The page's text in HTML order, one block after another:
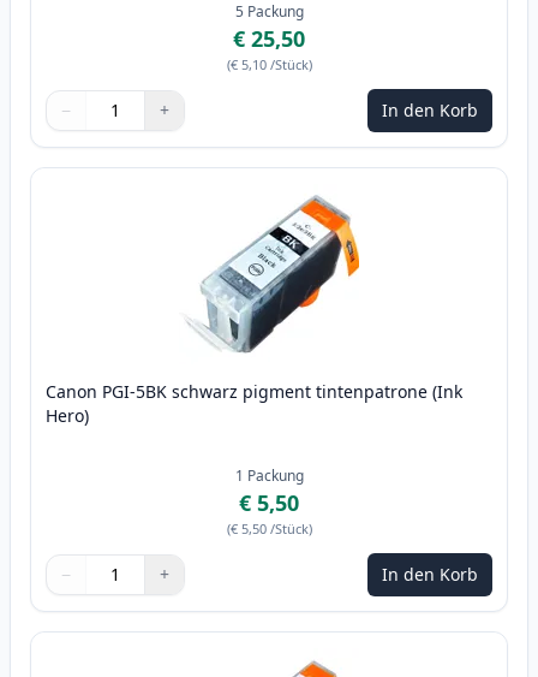
5 Packung
€ 25,50
(€ 5,10 /Stück)
Menge
Verwenden Sie die Tasten, um anzupassen
− +
Menge 1 In den Korb
Canon PGI-5BK schwarz pigment tintenpatrone (Ink
Hero)
1 Packung
€ 5,50
(€ 5,50 /Stück)
Menge
Verwenden Sie die Tasten, um anzupassen
− +
Menge 1 In den Korb